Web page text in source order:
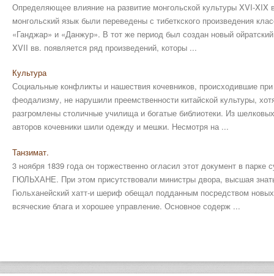
Определяющее влияние на развитие монгольской культуры XVI-
монгольский язык были переведены с тибеткского произведения
«Ганджар» и «Данжур». В тот же период был создан новый
XVII вв. появляется ряд произведений, которы ...
Культура
Социальные конфликты и нашествия кочевников, происходившие
феодализму, не нарушили преемственности китайской культуры,
разгромлены столичные училища и богатые библиотеки. Из
авторов кочевники шили одежду и мешки. Несмотря на ...
Танзимат.
3 ноября 1839 года он торжественно огласил этот документ в парке
ГЮЛЬХАНЕ. При этом присутствовали министры двора, высшая
Гюльханейский хатт-и шериф обещал подданным посредством
всяческие блага и хорошее управление. Основное содерж ...